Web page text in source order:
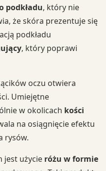
podkładu, który nie
że skóra prezentuje się
podkładu
, który poprawi
oczu otwiera
Umiejętne
w okolicach kości
na osiągnięcie efektu
rysów.
jest użycie różu w formie